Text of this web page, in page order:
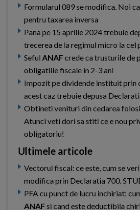
Formularul 089 se modifica. Noi
pentru taxarea inversa
Pana pe 15 aprilie 2024 trebuie
trecerea de la regimul micro la cel
Seful ANAFcrede ca trusturile de
obligatiile fiscale in 2-3 ani
Impozit pe dividende instituit prin
acest caz trebuie depusa
Obtineti venituri din cedarea
Atunci veti dori sa stiti ce e nou
obligatoriu!
Ultimele articole
Vectorul fiscal: ce este, cum se
modifica prin Declaratia 700.
PFA cu punct de lucru inchiriat:
ANAFsi cand este deductibila